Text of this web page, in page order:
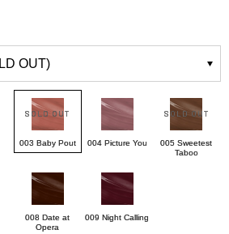
003 Baby Pout 004 Picture You
005 Sweetest
Taboo
008 Date at
Opera
009 Night Calling